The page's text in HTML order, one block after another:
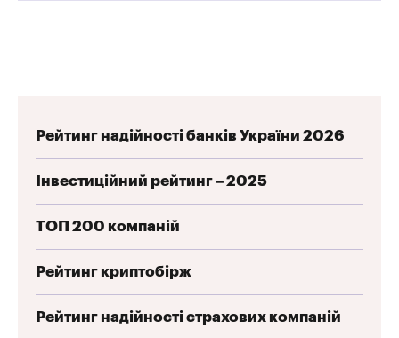
Рейтинг надійності банків України 2026
Інвестиційний рейтинг – 2025
ТОП 200 компаній
Рейтинг криптобірж
Рейтинг надійності страхових компаній